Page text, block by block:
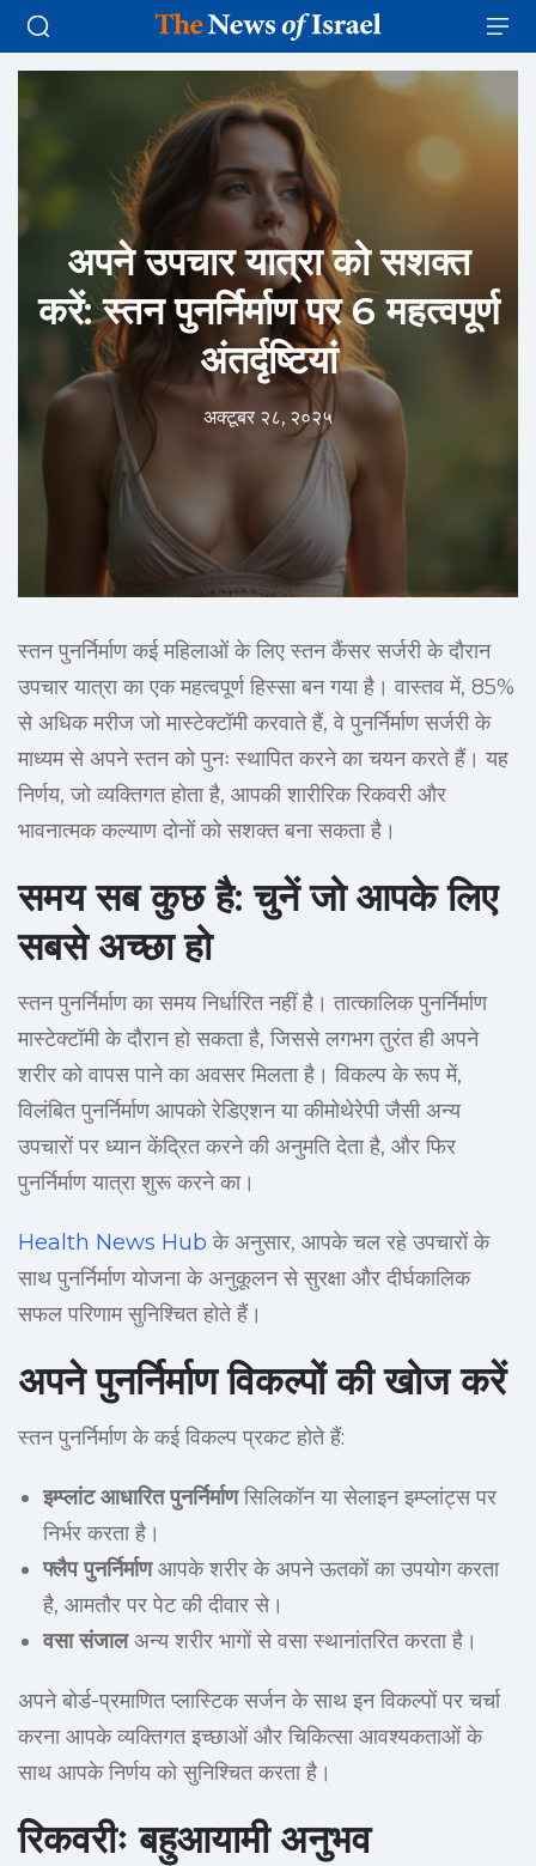
अपने उपचार यात्रा को सशक्त
करें: स्तन पुनर्निर्माण पर 6 महत्वपूर्ण
अंतर्दृष्टियां
अक्टूबर २८, २०२५
स्तन पुनर्निर्माण कई महिलाओं के लिए स्तन कैंसर सर्जरी के दौरान
उपचार यात्रा का एक महत्वपूर्ण हिस्सा बन गया है। वास्तव में, 85%
से अधिक मरीज जो मास्टेक्टॉमी करवाते हैं, वे पुनर्निर्माण सर्जरी के
माध्यम से अपने स्तन को पुनः स्थापित करने का चयन करते हैं। यह
निर्णय, जो व्यक्तिगत होता है, आपकी शारीरिक रिकवरी और
भावनात्मक कल्याण दोनों को सशक्त बना सकता है।
समय सब कुछ है: चुनें जो आपके लिए
सबसे अच्छा हो
स्तन पुनर्निर्माण का समय निर्धारित नहीं है। तात्कालिक पुनर्निर्माण
मास्टेक्टॉमी के दौरान हो सकता है, जिससे लगभग तुरंत ही अपने
शरीर को वापस पाने का अवसर मिलता है। विकल्प के रूप में,
विलंबित पुनर्निर्माण आपको रेडिएशन या कीमोथेरेपी जैसी अन्य
उपचारों पर ध्यान केंद्रित करने की अनुमति देता है, और फिर
पुनर्निर्माण यात्रा शुरू करने का।
Health News Hub के अनुसार, आपके चल रहे उपचारों के
साथ पुनर्निर्माण योजना के अनुकूलन से सुरक्षा और दीर्घकालिक
सफल परिणाम सुनिश्चित होते हैं।
अपने पुनर्निर्माण विकल्पों की खोज करें
स्तन पुनर्निर्माण के कई विकल्प प्रकट होते हैं:
इम्प्लांट आधारित पुनर्निर्माणसिलिकॉन या सेलाइन इम्प्लांट्स पर
निर्भर करता है।
फ्लैप पुनर्निर्माणआपके शरीर के अपने ऊतकों का उपयोग करता
है, आमतौर पर पेट की दीवार से।
वसा संजालअन्य शरीर भागों से वसा स्थानांतरित करता है।
अपने बोर्ड-प्रमाणित प्लास्टिक सर्जन के साथ इन विकल्पों पर चर्चा
करना आपके व्यक्तिगत इच्छाओं और चिकित्सा आवश्यकताओं के
साथ आपके निर्णय को सुनिश्चित करता है।
रिकवरीः बहुआयामी अनुभव